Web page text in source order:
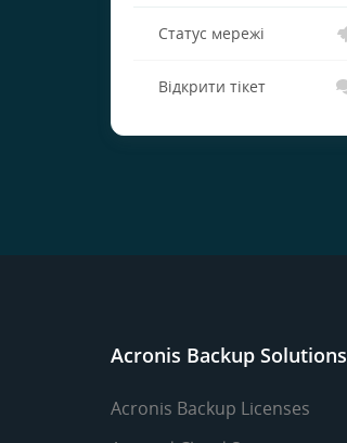
Статус мережі
Відкрити тікет
Acronis Backup Solutions
Acronis Backup Licenses